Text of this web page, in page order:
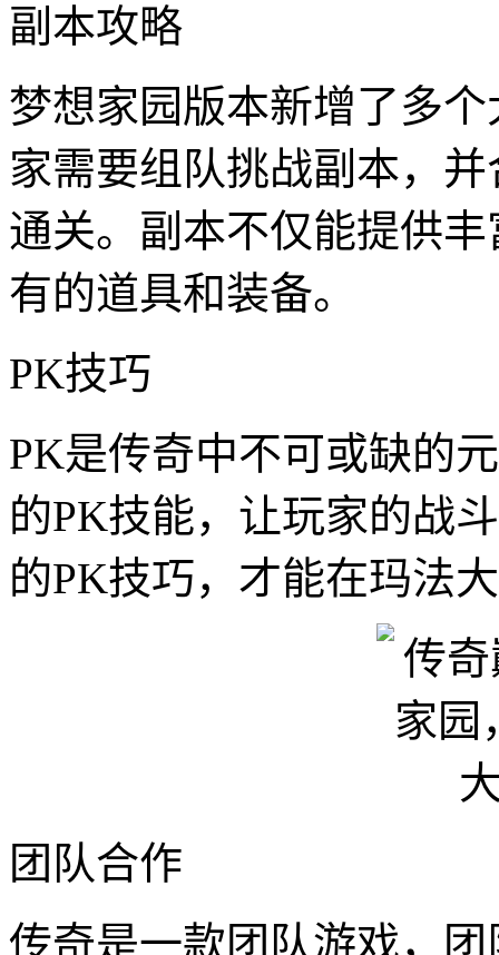
副本攻略
梦想家园版本新增了多
家需要组队挑战副本，
通关。副本不仅能提供
有的道具和装备。
PK技巧
PK是传奇中不可或缺的
的PK技能，让玩家的战
的PK技巧，才能在玛法
团队合作
传奇是一款团队游戏，